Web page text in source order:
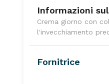
Informazioni
Crema giorno con
l'invecchiamento
Fornitrice